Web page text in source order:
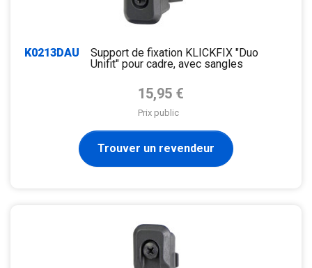
K0213DAU
Support de fixation KLICKFIX "Duo
Unifit" pour cadre, avec sangles
Prix de base
15,95 €
Prix public
Trouver un revendeur